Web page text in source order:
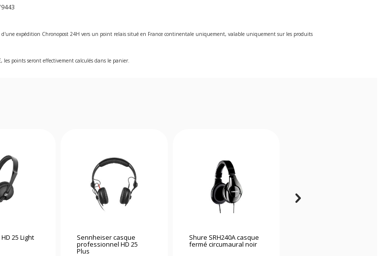
expédition Chronopost 24H vers un point relais situé en France continentale uniquement, valable uniquement sur les produits
les points seront effectivement calculés dans le panier.
25 Light Sennheiser casque
professionnel HD 25
Plus
Shure SRH240A casque
fermé circumaural noir